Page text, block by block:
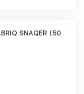
SNAQER (50